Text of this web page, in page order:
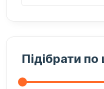
Підібрати по